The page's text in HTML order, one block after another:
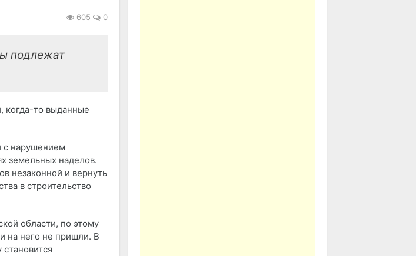
605 0
подлежат
когда-то выданные
с нарушением
земельных наделов.
незаконной и вернуть
в строительство
области, по этому
на него не пришли. В